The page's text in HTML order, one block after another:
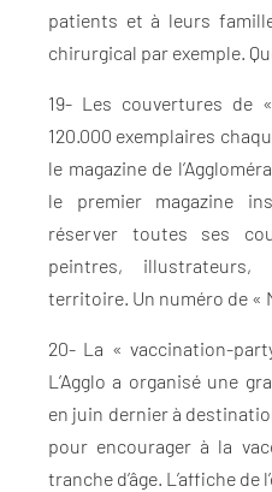
patients et à leurs
chirurgical par exemple.
19- Les couvertures de
120.000 exemplaires
le magazine de
le premier magazine
réserver toutes ses
peintres,
territoire. Un numéro de «
20- La « vaccination-
L’Agglo a organisé une
en juin dernier à
pour encourager à la
tranche d’âge. L’affiche de